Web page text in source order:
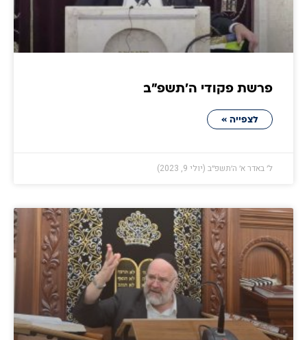
פרשת פקודי ה׳תשפ״ב
לצפייה »
ל׳ באדר א׳ ה׳תשפ״ב (יולי 9, 2023)